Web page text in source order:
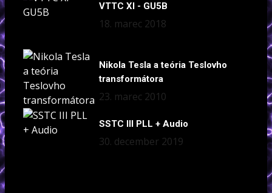
VTTC XI - GU5B
18. marec 2018
Nikola Tesla a teória Teslovho
transformátora
23. marec 2010
SSTC III PLL + Audio
30. december 2019